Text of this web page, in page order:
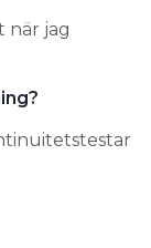
när jag